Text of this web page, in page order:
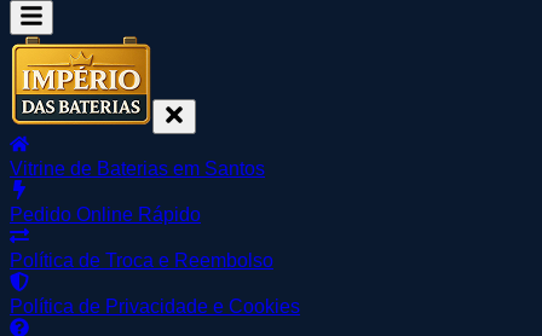
Vitrine de Baterias em Santos
Pedido Online Rápido
Política de Troca e Reembolso
Política de Privacidade e Cookies